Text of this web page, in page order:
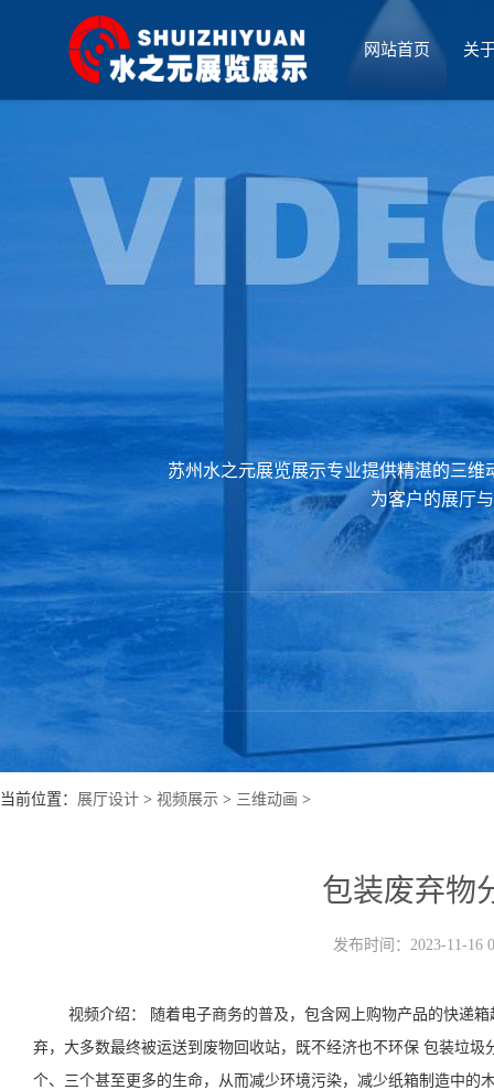
网站首页 关
苏州水之元展览展示专业提供精湛的三
为客户的展厅
当前位置： 展厅设计 > 视频展示 > 三维动画 >
包装废弃物
发布时间：2023-11-16
视频介绍： 随着电子商务的普及，包含网上购物产品的快递
弃，大多数最终被运送到废物回收站，既不经济也不环保 包装垃
个、三个甚至更多的生命，从而减少环境污染，减少纸箱制造中